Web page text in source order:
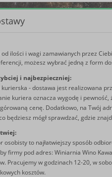
ilości i wagi zamawianych przez
możesz wybrać jedną z form
i najbezpieczniej:
kurierska - dostawa jest realizowana
kuriera oznacza wygodę i
cenę. Dodatkowo, na Twój
będziesz mógł sprawdzać, gdzie
osobisty ­to najłatwiejszy sposób
firmy pod adres: Winiarnia Wino
Pracujemy w godzinach 12-20, w
kosztów.